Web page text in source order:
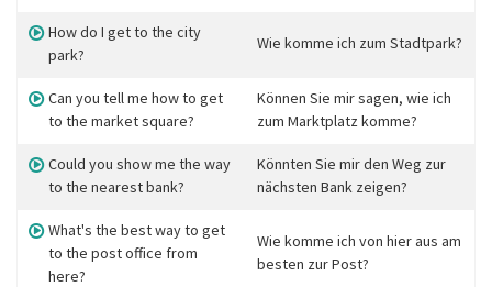
How do I get to the city
park?
Wie komme ich zum Stadtpark?
Can you tell me how to get
to the market square?
Können Sie mir sagen, wie ich
zum Marktplatz komme?
Could you show me the way
to the nearest bank?
Könnten Sie mir den Weg zur
nächsten Bank zeigen?
What's the best way to get
to the post office from
here?
Wie komme ich von hier aus am
besten zur Post?